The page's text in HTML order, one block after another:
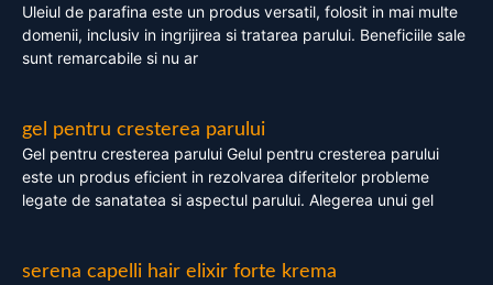
Uleiul de parafina este un produs versatil, folosit in mai multe
domenii, inclusiv in ingrijirea si tratarea parului. Beneficiile sale
sunt remarcabile si nu ar
gel pentru cresterea parului
Gel pentru cresterea parului Gelul pentru cresterea parului
este un produs eficient in rezolvarea diferitelor probleme
legate de sanatatea si aspectul parului. Alegerea unui gel
serena capelli hair elixir forte krema